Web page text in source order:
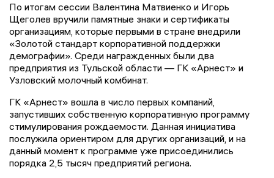
По итогам сессии Валентина Матвиенко и Игорь
Щеголев вручили памятные знаки и сертификаты
организациям, которые первыми в стране внедрили
«Золотой стандарт корпоративной поддержки
демографии». Среди награжденных были два
предприятия из Тульской области — ГК «Арнест» и
Узловский молочный комбинат.
ГК «Арнест» вошла в число первых компаний,
запустивших собственную корпоративную программу
стимулирования рождаемости. Данная инициатива
послужила ориентиром для других организаций, и на
данный момент к программе уже присоединились
порядка 2,5 тысяч предприятий региона.